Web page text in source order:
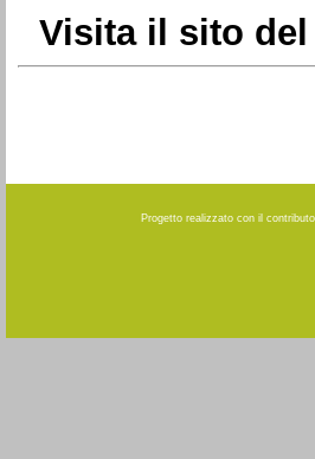
Visita il sito del
Progetto realizzato con il